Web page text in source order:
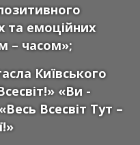
та емоційних
– часом»;
Київського
«Ви -
Всесвіт Тут –